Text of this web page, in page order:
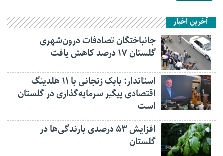
آخرین اخبار
جانباختگان تصادفات درون‌شهری
گلستان ۱۷ درصد کاهش یافت
استاندار: بابک زنجانی با ۱۱ هلدینگ
اقتصادی پیگیر سرمایه‌گذاری در گلستان
است
افزایش ۵۳ درصدی بارندگی‌ها در
گلستان